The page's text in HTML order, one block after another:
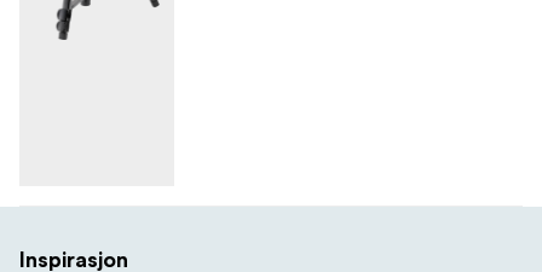
Inspirasjon